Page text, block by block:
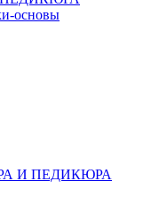
основы
И ПЕДИКЮРА